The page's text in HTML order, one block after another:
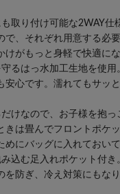
取り付け可能な2WAY仕
で、それぞれ用意する必
がもっと身軽で快適にな
るはっ水加工生地を使
安心です。濡れてもサッ
けなので、お子様を抱っ
きは畳んでフロントポケ
めにバッグに入れておい
込む足入れポケット付
防ぎ、冷え対策にもなり